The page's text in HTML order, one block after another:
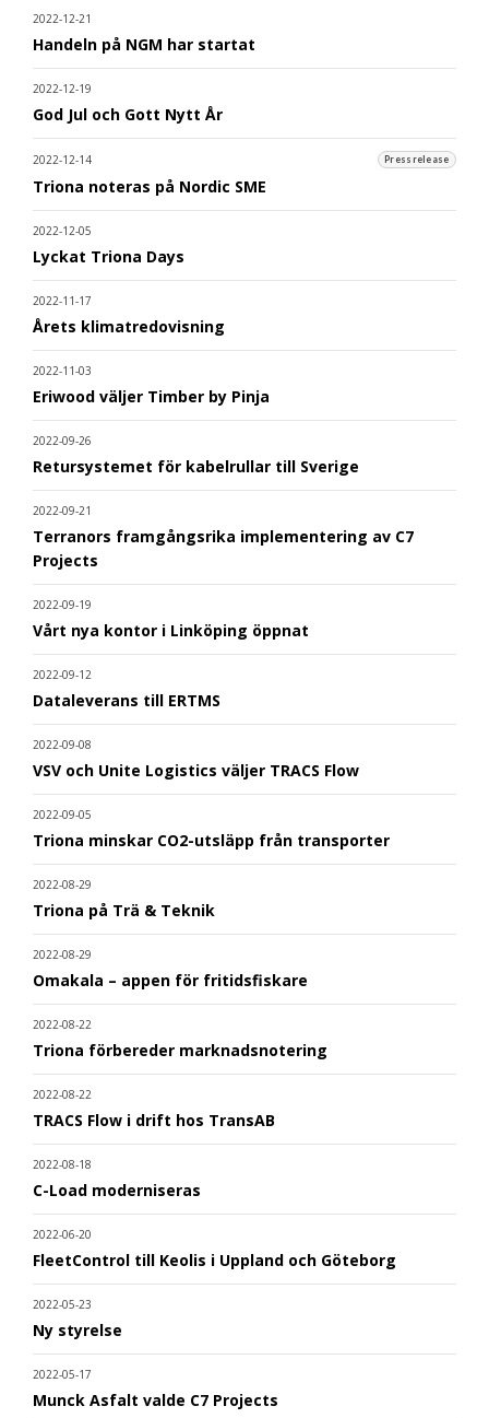
2022-12-21
Handeln på NGM har startat
2022-12-19
God Jul och Gott Nytt År
2022-12-14 Pressrelease
Triona noteras på Nordic SME
2022-12-05
Lyckat Triona Days
2022-11-17
Årets klimatredovisning
2022-11-03
Eriwood väljer Timber by Pinja
2022-09-26
Retursystemet för kabelrullar till Sverige
2022-09-21
Terranors framgångsrika implementering av C7
Projects
2022-09-19
Vårt nya kontor i Linköping öppnat
2022-09-12
Dataleverans till ERTMS
2022-09-08
VSV och Unite Logistics väljer TRACS Flow
2022-09-05
Triona minskar CO2-utsläpp från transporter
2022-08-29
Triona på Trä & Teknik
2022-08-29
Omakala – appen för fritidsfiskare
2022-08-22
Triona förbereder marknadsnotering
2022-08-22
TRACS Flow i drift hos TransAB
2022-08-18
C-Load moderniseras
2022-06-20
FleetControl till Keolis i Uppland och Göteborg
2022-05-23
Ny styrelse
2022-05-17
Munck Asfalt valde C7 Projects